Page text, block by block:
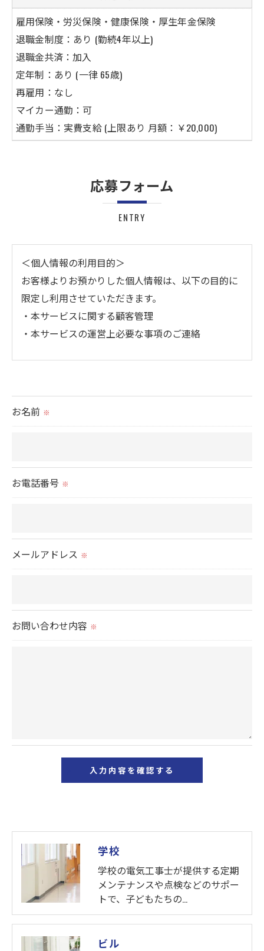
雇用保険・ 労災保険・健康保険・厚生年金保険
退職金制度：あり (勤続4年以上)
退職金共済 ：加入
定年制：あり (一律 65歳)
再雇用：なし
マイカー通勤：可
通勤手当：実費支給 (上限あり 月額：￥20,000)
応募フォーム
ENTRY
＜個人情報の利用目的＞
お客様よりお預かりした個人情報は、以下の目的に
限定し利用させていただきます。
・本サービスに関する顧客管理
・本サービスの運営上必要な事項のご連絡
られた場合を除き、
当社では、利用目的の達成に必要な範囲において、
当社では、お客様の個人情報の開示･訂正･削除・利
す。
個人情報の開示･訂正･削除・利用停止の具体的手続
きにつきましては、お電話でお問合せ下さい。
お名前 ※
お電話番号 ※
メールアドレス ※
お問い合わせ内容 ※
学校
学校の電気工事士が提供する定期
メンテナンスや点検などのサポー
トで、子どもたちの…
ビル